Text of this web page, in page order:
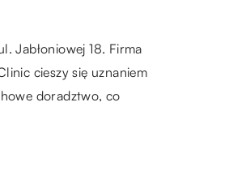
Jabłoniowej 18. Firma
cieszy się uznaniem
doradztwo, co